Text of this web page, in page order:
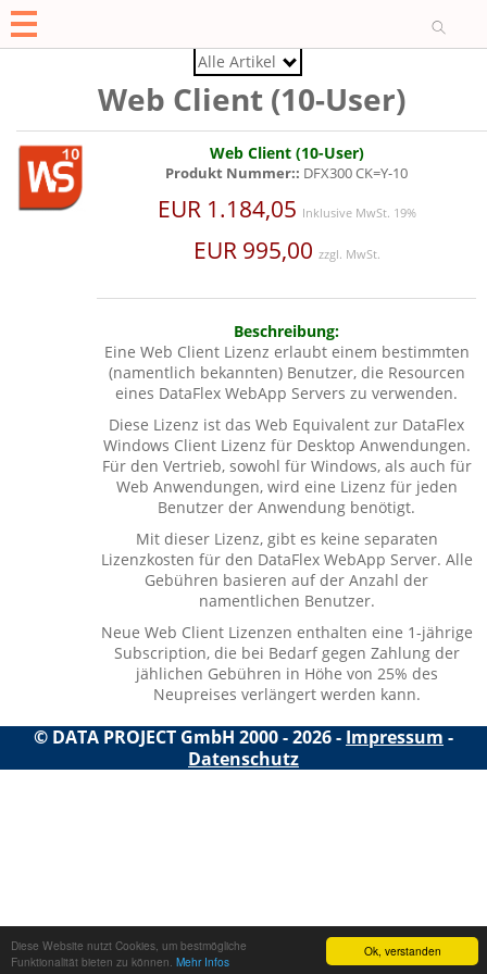
Ok, verstanden
Diese Website nutzt Cookies, um bestmögliche
Funktionalität bieten zu können. Mehr Infos
O
Web Client (10-User)
Web Client (10-User)
Produkt Nummer:: DFX300 CK=Y-10
EUR 1.184,05 Inklusive MwSt. 19%
EUR 995,00 zzgl. MwSt.
Beschreibung:
Eine Web Client Lizenz erlaubt einem bestimmten
(namentlich bekannten) Benutzer, die Resourcen
eines DataFlex WebApp Servers zu verwenden.
Diese Lizenz ist das Web Equivalent zur DataFlex
Windows Client Lizenz für Desktop Anwendungen.
Für den Vertrieb, sowohl für Windows, als auch für
Web Anwendungen, wird eine Lizenz für jeden
Benutzer der Anwendung benötigt.
Mit dieser Lizenz, gibt es keine separaten
Lizenzkosten für den DataFlex WebApp Server. Alle
Gebühren basieren auf der Anzahl der
namentlichen Benutzer.
Neue Web Client Lizenzen enthalten eine 1-jährige
Subscription, die bei Bedarf gegen Zahlung der
jählichen Gebühren in Höhe von 25% des
Neupreises verlängert werden kann.
Alle Artikel
© DATA PROJECT GmbH 2000 - 2026 - Impressum -
Datenschutz